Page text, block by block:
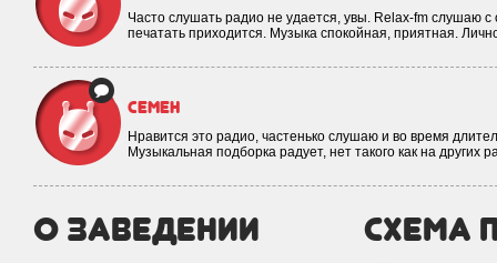
Часто слушать радио не удается, увы. Relax-fm слушаю
печатать приходится. Музыка спокойная, приятная.
Семен
Нравится это радио, частенько слушаю и во время
Музыкальная подборка радует, нет такого как на других
о заведении схема